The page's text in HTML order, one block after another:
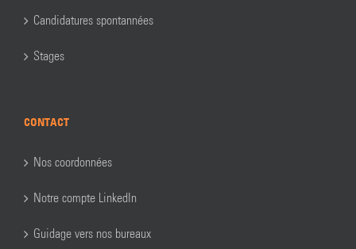
Candidatures spontannées
Stages
CONTACT
Nos coordonnées
Notre compte LinkedIn
Guidage vers nos bureaux